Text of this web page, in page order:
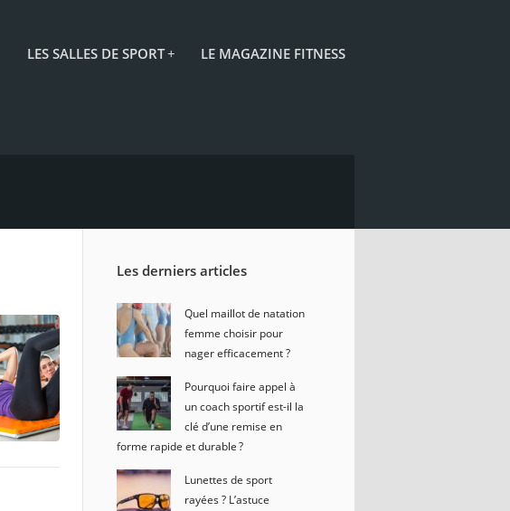
LES SALLES DE SPORT+ LE MAGAZINE FITNESS
Les derniers articles
Quel maillot de natation
femme choisir pour
nager efficacement ?
Pourquoi faire appel à
un coach sportif est-il la
clé d’une remise en
forme rapide et durable ?
Lunettes de sport
rayées ? L’astuce